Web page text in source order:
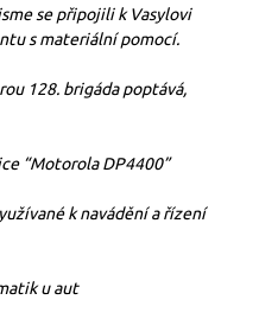
se připojili k Vasylovi
s materiální pomocí.
128. brigáda poptává,
“Motorola DP4400”
k navádění a řízení
u aut